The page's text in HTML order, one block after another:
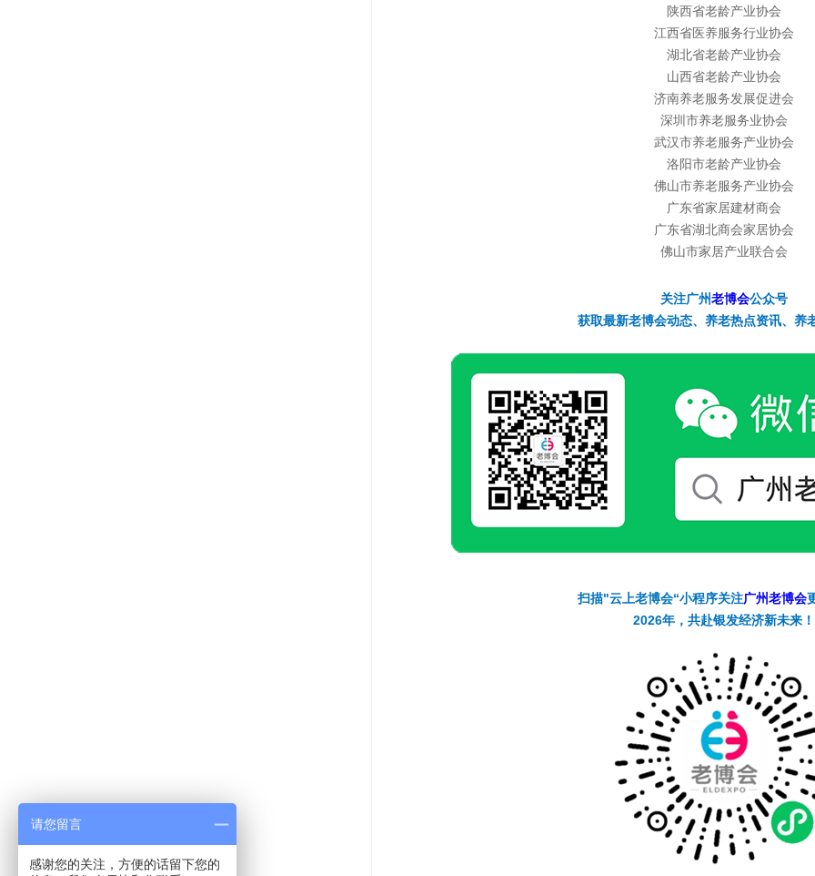
陕西省老龄产业协会
江西省医养服务行业协会
湖北省老龄产业协会
山西省老龄产业协会
济南养老服务发展促进会
深圳市养老服务业协会
武汉市养老服务产业协会
洛阳市老龄产业协会
佛山市养老服务产业协会
广东省家居建材商会
广东省湖北商会家居协会
佛山市家居产业联合会
关注广州老博会公众号
获取最新老博会动态、养老热点资讯、养
扫描"云上老博会“小程序关注广州老博会
2026年，共赴银发经济新未来！
请您留言
感谢您的关注，方便的话留下您的